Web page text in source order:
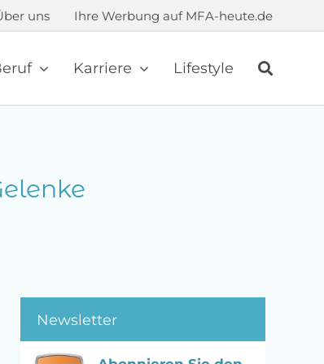
uns Ihre Werbung auf MFA-heute.de
Karriere Lifestyle
Newsletter